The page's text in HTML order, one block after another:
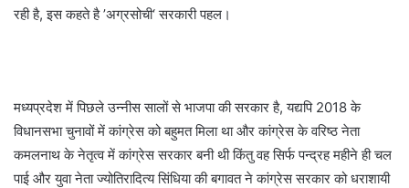
रही है, इस कहते है ’अग्रसोची‘ सरकारी पहल।
मध्यप्रदेश में पिछले उन्नीस सालों से भाजपा की सरकार है, यद्यपि 2018 के
विधानसभा चुनावों में कांग्रेस को बहुमत मिला था और कांग्रेस के वरिष्ठ नेता
कमलनाथ के नेतृत्व में कांग्रेस सरकार बनी थी किंतु वह सिर्फ पन्द्रह महीने ही चल
पाई और युवा नेता ज्योतिरादित्य सिंधिया की बगावत ने कांग्रेस सरकार को धराशायी